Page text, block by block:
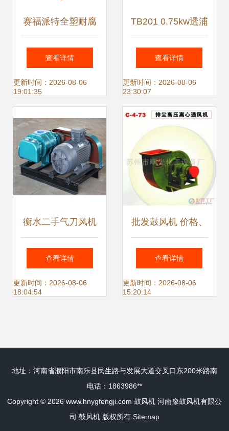
赛福派特全塑耐腐
蚀鼓风机在化工车
间的应用与优势
查看详情
更新时间：2026-08-06
19:01:35
TB201 0.75kw透浦
式鼓风机 耐高温高
效鼓风机的报价与
高清图赏
查看详情
更新时间：2026-08-06
23:30:07
衡水二手气刀风机
高效选配指南 聚焦
章丘荣波鼓风机货
查看详情
更新时间：2026-08-06
18:04:54
批发鼓风机 价格、
厂家与选购指南 |
世界工厂网产品信
查看详情
更新时间：2026-08-06
15:20:14
地址：河南省濮阳市南乐县民生路与发展大道交叉口东200米路南
电话：1863986**
Copyright © 2026 www.hnygfengji.com 鼓风机 河南豫鼓风机有限公
司 鼓风机 版权所有 Sitemap